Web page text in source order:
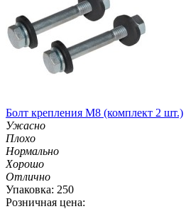
Болт крепления М8 (комплект 2 шт.)
Ужасно
Плохо
Нормально
Хорошо
Отлично
Упаковка: 250
Розничная цена: